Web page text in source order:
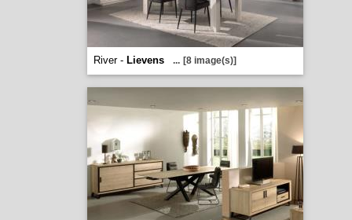
River - Lievens ... [8 image(s)]